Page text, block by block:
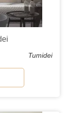
Tumidei